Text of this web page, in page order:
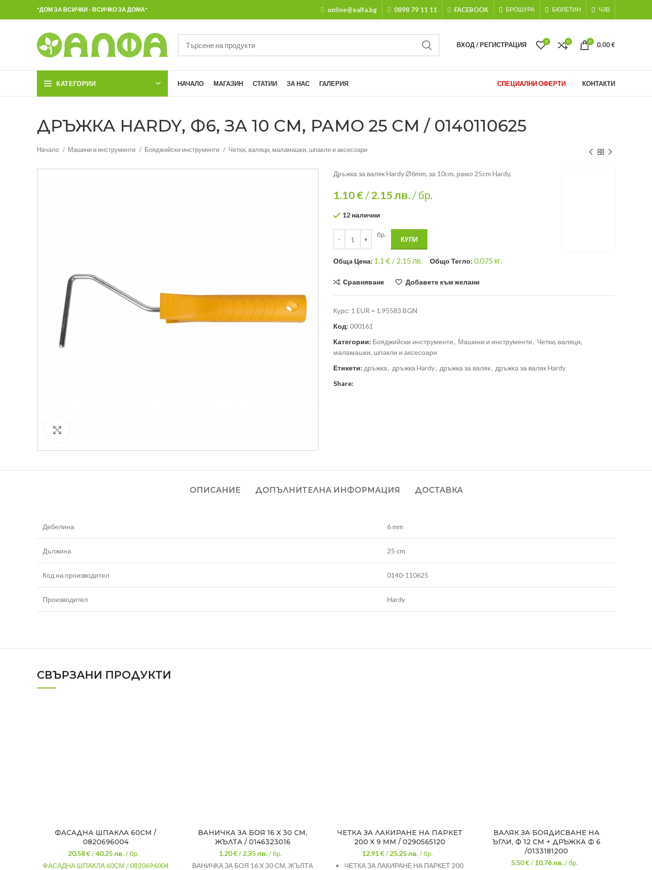
"ДОМ ЗА ВСИЧКИ - ВСИЧКО ЗА ДОМА" online@ealfa.bg 0898 79 11 11 FACEBOOK БРОШУРА БЮЛЕТИН ЧЗВ
ВХОД / РЕГИСТРАЦИЯ 0 0 0 0.00€
КАТЕГОРИИ НАЧАЛО МАГАЗИН СТАТИИ ЗА НАС ГАЛЕРИЯ СПЕЦИАЛНИ ОФЕРТИ КОНТАКТИ
ДРЪЖКА HARDY, Ф6, ЗА 10 СМ, РАМО 25 СМ / 0140110625
Начало Машини и инструменти Бояджийски инструменти Четки, валяци, маламашки, шпакли и аксесоари
Дръжка за валяк Hardy Ø6mm, за 10cm, рамо 25cm Hardy.
1.10 €/2.15лв./ бр.
12 налични
бр.
КУПИ
Общa Цена: 1.1 € / 2.15 лв. Общо Тегло: 0.075 кг.
Сравняване Добавете към желани
Курс: 1 EUR = 1.95583 BGN
Код: 000161
Категории: Бояджийски инструменти, Машини и инструменти, Четки, валяци,
маламашки, шпакли и аксесоари
Етикети: дръжка, дръжка Hardy, дръжка за валяк, дръжка за валяк Hardy
Share:
ОПИСАНИЕ ДОПЪЛНИТЕЛНА ИНФОРМАЦИЯ ДОСТАВКА
Дебелина 6 mm
Дължина 25 cm
Код на производител 0140-110625
Производител Hardy
СВЪРЗАНИ ПРОДУКТИ
ФАСАДНА ШПАКЛА 60СМ /
0820696004
20.58 €/40.25лв. / бр.
ФАСАДНА ШПАКЛА 60СМ / 0820696004
ВАНИЧКА ЗА БОЯ 16 X 30 СМ,
ЖЪЛТА / 0146323016
1.20 €/2.35лв. / бр.
ВАНИЧКА ЗА БОЯ 16 X 30 СМ, ЖЪЛТА
ЧЕТКА ЗА ЛАКИРАНЕ НА ПАРКЕТ
200 X 9 ММ / 0290565120
12.91 €/25.25лв. / бр.
ЧЕТКА ЗА ЛАКИРАНЕ НА ПАРКЕТ 200
ВАЛЯК ЗА БОЯДИСВАНЕ НА
ЪГЛИ, Ф 12 СМ + ДРЪЖКА Ф 6
/0133181200
5.50 €/10.76лв. / бр.